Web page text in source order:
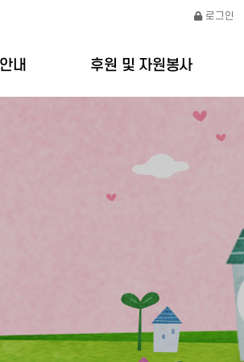
로그인
내 후원 및 자원봉사
자원봉사안내